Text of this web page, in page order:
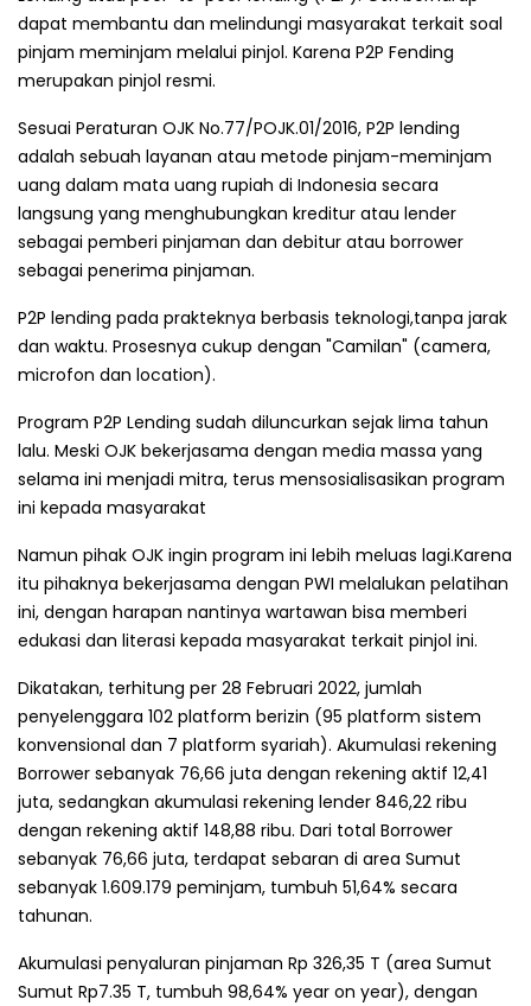
dapat membantu dan melindungi masyarakat terkait soal
pinjam meminjam melalui pinjol. Karena P2P Fending
merupakan pinjol resmi.
Sesuai Peraturan OJK No.77/POJK.01/2016, P2P lending
adalah sebuah layanan atau metode pinjam-meminjam
uang dalam mata uang rupiah di Indonesia secara
langsung yang menghubungkan kreditur atau lender
sebagai pemberi pinjaman dan debitur atau borrower
sebagai penerima pinjaman.
P2P lending pada prakteknya berbasis teknologi,tanpa jarak
dan waktu. Prosesnya cukup dengan "Camilan" (camera,
microfon dan location).
Program P2P Lending sudah diluncurkan sejak lima tahun
lalu. Meski OJK bekerjasama dengan media massa yang
selama ini menjadi mitra, terus mensosialisasikan program
ini kepada masyarakat
Namun pihak OJK ingin program ini lebih meluas lagi.Karena
itu pihaknya bekerjasama dengan PWI melalukan pelatihan
ini, dengan harapan nantinya wartawan bisa memberi
edukasi dan literasi kepada masyarakat terkait pinjol ini.
Dikatakan, terhitung per 28 Februari 2022, jumlah
penyelenggara 102 platform berizin (95 platform sistem
konvensional dan 7 platform syariah). Akumulasi rekening
Borrower sebanyak 76,66 juta dengan rekening aktif 12,41
juta, sedangkan akumulasi rekening lender 846,22 ribu
dengan rekening aktif 148,88 ribu. Dari total Borrower
sebanyak 76,66 juta, terdapat sebaran di area Sumut
sebanyak 1.609.179 peminjam, tumbuh 51,64% secara
tahunan.
Akumulasi penyaluran pinjaman Rp 326,35 T (area Sumut
Sumut Rp7.35 T, tumbuh 98,64% year on year), dengan